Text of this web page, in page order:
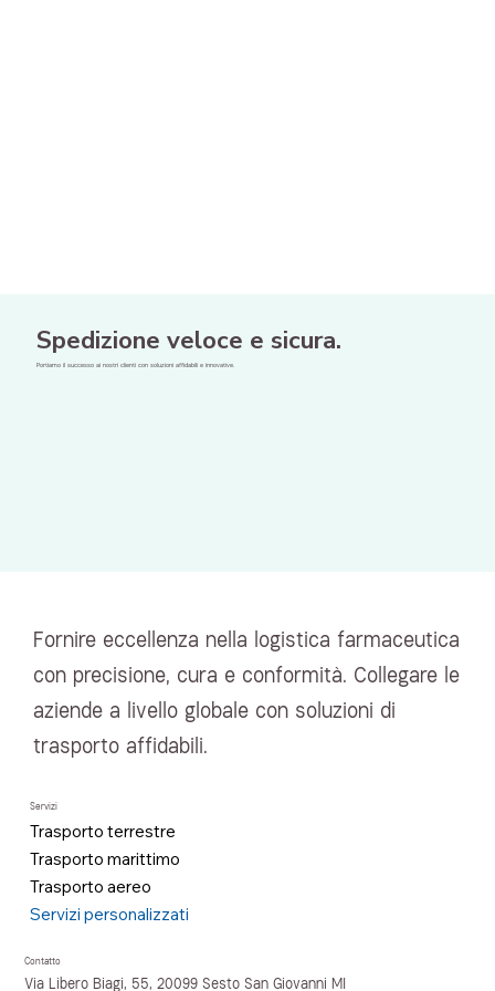
Spedizione veloce e sicura.
Portiamo il successo ai nostri clienti con soluzioni affidabili e innovative.
Fornire eccellenza nella logistica farmaceutica
con precisione, cura e conformità. Collegare le
aziende a livello globale con soluzioni di
trasporto affidabili.
Servizi
Trasporto terrestre
Trasporto marittimo
Trasporto aereo
Servizi personalizzati
Contatto
Via Libero Biagi, 55, 20099 Sesto San Giovanni MI